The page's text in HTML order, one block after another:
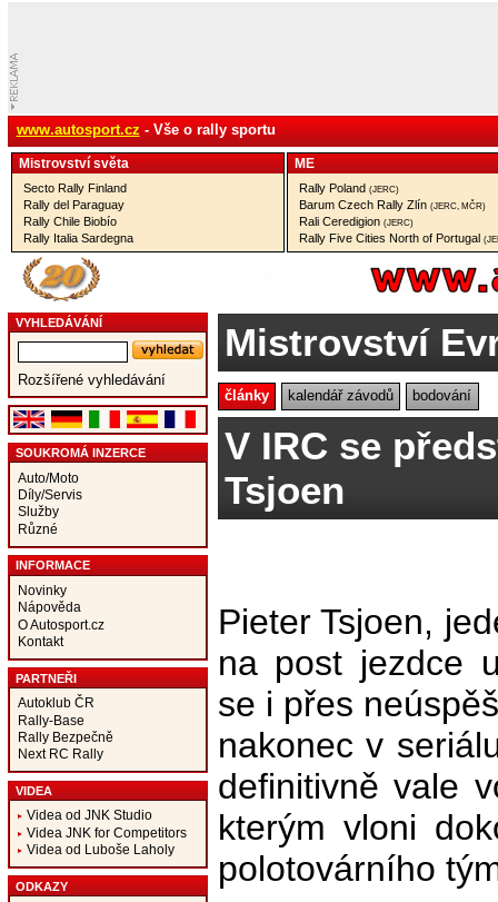
www.autosport.cz - Vše o rally sportu
Mistrovství­ světa
Secto Rally Finland
Rally del Paraguay
Rally Chile Biobío
Rally Italia Sardegna
ME
Rally Poland (JERC)
Barum Czech Rally Zlín (JERC, MČR)
Rali Ceredigion (JERC)
Rally Five Cities North of Portugal
VYHLEDÁVÁNÍ
Rozšířené vyhledávání
SOUKROMÁ INZERCE
Auto/Moto
Díly/Servis
Služby
Různé
INFORMACE
Novinky
Nápověda
O Autosport.cz
Kontakt
PARTNEŘI
Autoklub ČR
Rally-Base
Rally Bezpečně
Next RC Rally
VIDEA
Videa od JNK Studio
Videa JNK for Competitors
Videa od Luboše Laholy
ODKAZY
Mistrovství
články kalendář závodů bodování
V IRC se
Tsjoen
Pieter Tsjoen,
na post jezdce
se i přes
nakonec v
definitivně vale
kterým vloni
polotovárního